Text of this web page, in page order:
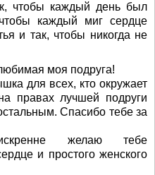
чтобы каждый день был
каждый миг сердце
и так, чтобы никогда не
моя подруга!
для всех, кто окружает
правах лучшей подруги
Спасибо тебе за
желаю тебе
и простого женского